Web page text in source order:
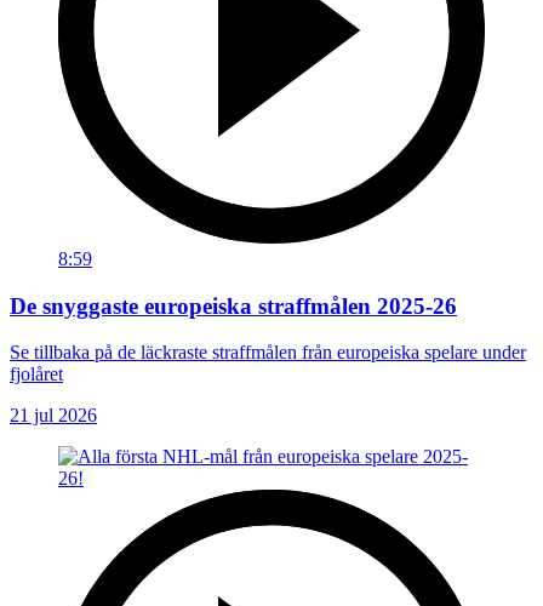
8:59
De snyggaste europeiska straffmålen 2025-26
Se tillbaka på de läckraste straffmålen från europeiska spelare under
fjolåret
21 jul 2026